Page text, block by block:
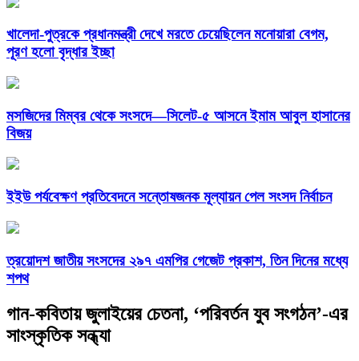
খালেদা-পুত্রকে প্রধানমন্ত্রী দেখে মরতে চেয়েছিলেন মনোয়ারা বেগম,
পূরণ হলো বৃদ্ধার ইচ্ছা
মসজিদের মিম্বর থেকে সংসদে—সিলেট-৫ আসনে ইমাম আবুল হাসানের
বিজয়
ইইউ পর্যবেক্ষণ প্রতিবেদনে সন্তোষজনক মূল্যায়ন পেল সংসদ নির্বাচন
ত্রয়োদশ জাতীয় সংসদের ২৯৭ এমপির গেজেট প্রকাশ, তিন দিনের মধ্যে
শপথ
গান-কবিতায় জুলাইয়ের চেতনা, ‘পরিবর্তন যুব সংগঠন’-এর
সাংস্কৃতিক সন্ধ্যা